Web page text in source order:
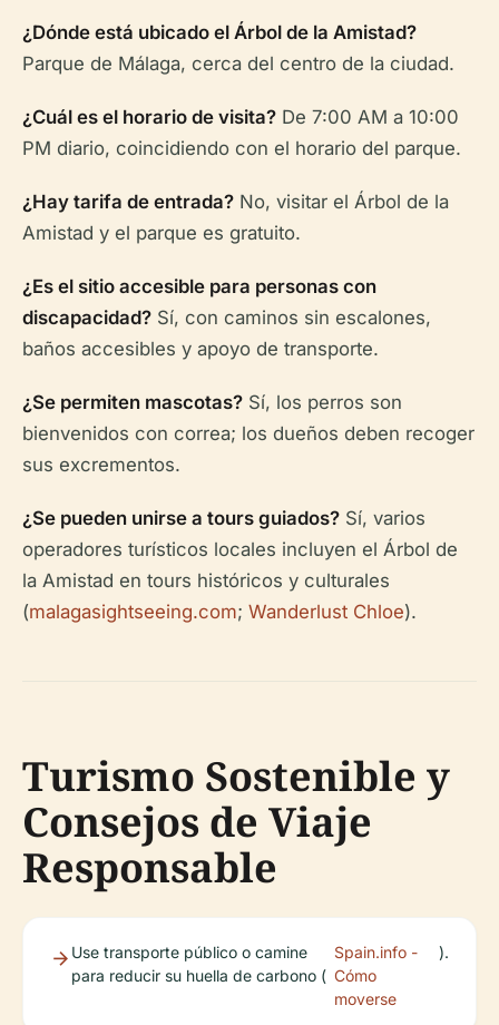
¿Dónde está ubicado el Árbol de la Amistad?
Parque de Málaga, cerca del centro de la ciudad.
¿Cuál es el horario de visita? De 7:00 AM a 10:00
PM diario, coincidiendo con el horario del parque.
¿Hay tarifa de entrada? No, visitar el Árbol de la
Amistad y el parque es gratuito.
¿Es el sitio accesible para personas con
discapacidad? Sí, con caminos sin escalones,
baños accesibles y apoyo de transporte.
¿Se permiten mascotas? Sí, los perros son
bienvenidos con correa; los dueños deben recoger
sus excrementos.
¿Se pueden unirse a tours guiados? Sí, varios
operadores turísticos locales incluyen el Árbol de
la Amistad en tours históricos y culturales
(malagasightseeing.com; Wanderlust Chloe).
Turismo Sostenible y
Consejos de Viaje
Responsable
Use transporte público o camine
para reducir su huella de carbono (
Spain.info -
Cómo
moverse
).